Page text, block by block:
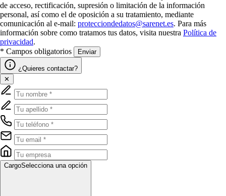
de acceso, rectificación, supresión o limitación de la información
personal, así como el de oposición a su tratamiento, mediante
comunicación al e-mail: protecciondedatos@sarenet.es. Para más
información sobre como tratamos tus datos, visita nuestra Política de
privacidad.
* Campos obligatorios
Enviar
¿Quieres contactar?
✕
CargoSelecciona una opción